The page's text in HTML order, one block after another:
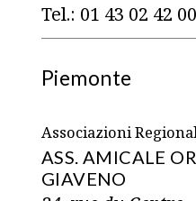
Tel.: 01 43 02 42 00
Piemonte
Associazioni
ASS. AMICALE
GIAVENO